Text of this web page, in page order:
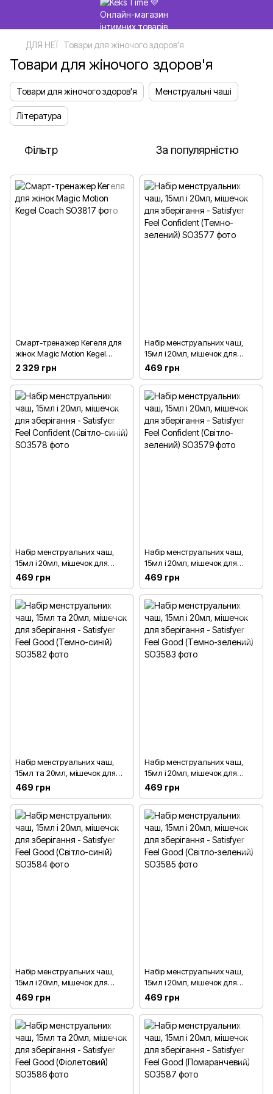
ДЛЯ НЕЇ Товари для жіночого здоров'я
Товари для жіночого здоров'я
Товари для жіночого здоров'я Менструальні чаші
Література
Фільтр За популярністю
Смарт-тренажер Кегеля для
жінок Magic Motion Kegel
Coach
2 329 грн
Набір менструальних чаш,
15мл і 20мл, мішечок для
зберігання - Satisfyer Feel
Confident (Темно-зелений)
469 грн
Набір менструальних чаш,
15мл і 20мл, мішечок для
зберігання - Satisfyer Feel
Confident (Світло-синій)
469 грн
Набір менструальних чаш,
15мл і 20мл, мішечок для
зберігання - Satisfyer Feel
Confident (Світло-зелений)
469 грн
Набір менструальних чаш,
15мл та 20мл, мішечок для
зберігання - Satisfyer Feel Good
(Темно-синій)
469 грн
Набір менструальних чаш,
15мл і 20мл, мішечок для
зберігання - Satisfyer Feel Good
(Темно-зелений)
469 грн
Набір менструальних чаш,
15мл і 20мл, мішечок для
зберігання - Satisfyer Feel Good
(Світло-синій)
469 грн
Набір менструальних чаш,
15мл і 20мл, мішечок для
зберігання - Satisfyer Feel Good
(Світло-зелений)
469 грн